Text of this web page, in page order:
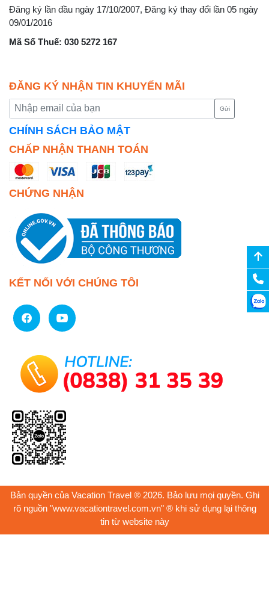
Đăng ký lần đầu ngày 17/10/2007, Đăng ký thay đổi lần 05 ngày
09/01/2016
Mã Số Thuế: 030 5272 167
ĐĂNG KÝ NHẬN TIN KHUYẾN MÃI
Gửi
CHÍNH SÁCH BẢO MẬT
CHẤP NHẬN THANH TOÁN
CHỨNG NHẬN
KẾT NỐI VỚI CHÚNG TÔI
Bản quyền của Vacation Travel ® 2026. Bảo lưu mọi quyền. Ghi
rõ nguồn "www.vacationtravel.com.vn" ® khi sử dụng lại thông
tin từ website này